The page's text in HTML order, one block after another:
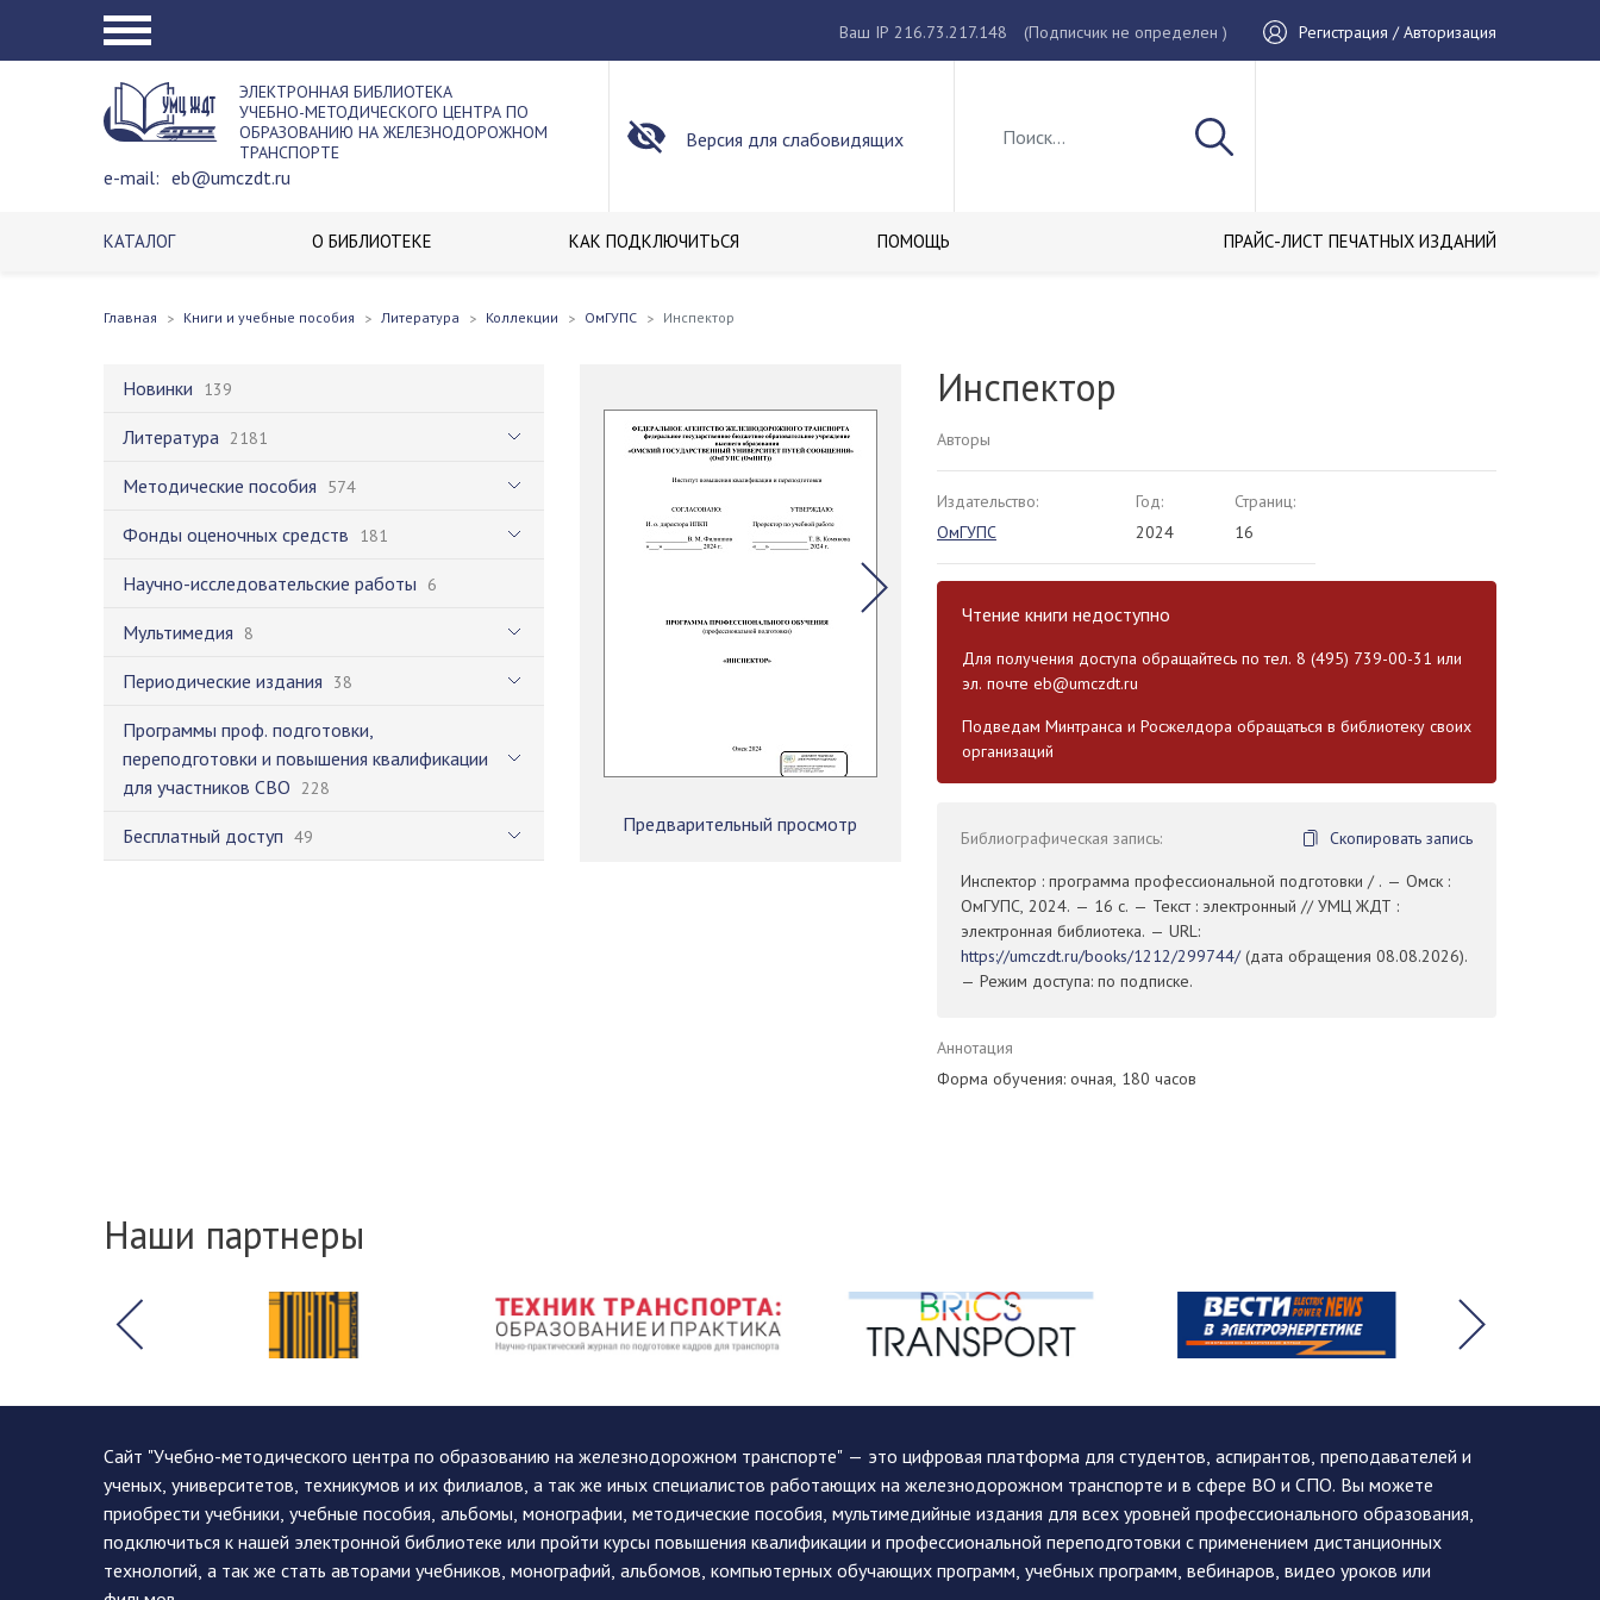
Ваш IP 216.73.217.148 (Подписчик не определен ) Регистрация / Авторизация
ЭЛЕКТРОННАЯ БИБЛИОТЕКА
УЧЕБНО-МЕТОДИЧЕСКОГО ЦЕНТРА ПО
ОБРАЗОВАНИЮ НА ЖЕЛЕЗНОДОРОЖНОМ
ТРАНСПОРТЕ
e-mail: eb@umczdt.ru
Версия для слабовидящих
КАТАЛОГ О БИБЛИОТЕКЕ КАК ПОДКЛЮЧИТЬСЯ ПОМОЩЬ ПРАЙС-ЛИСТ ПЕЧАТНЫХ ИЗДАНИЙ
Главная Книги и учебные пособия Литература Коллекции ОмГУПС Инспектор
Новинки 139
Литература 2181
Методические пособия 574
Фонды оценочных средств 181
Научно-исследовательские работы 6
Мультимедия 8
Периодические издания 38
Программы проф. подготовки,
переподготовки и повышения квалификации
для участников СВО 228
Бесплатный доступ 49
Предварительный просмотр
Инспектор
Авторы
Издательство:
ОмГУПС
Год:
2024
Страниц:
16
Чтение книги недоступно
Для получения доступа обращайтесь по тел. 8 (495) 739-00-31 или
эл. почте eb@umczdt.ru
Подведам Минтранса и Росжелдора обращаться в библиотеку своих
организаций
Библиографическая запись:
Скопировать запись
Инспектор : программа профессиональной подготовки / . — Омск :
ОмГУПС, 2024. — 16 с. — Текст : электронный // УМЦ ЖДТ :
электронная библиотека. — URL:
https://umczdt.ru/books/1212/299744/(дата обращения 08.08.2026).
— Режим доступа: по подписке.
Аннотация
Форма обучения: очная, 180 часов
Наши партнеры
Сайт "Учебно-методического центра по образованию на железнодорожном транспорте" — это цифровая платформа для студентов, аспирантов, преподавателей и
ученых, университетов, техникумов и их филиалов, а так же иных специалистов работающих на железнодорожном транспорте и в сфере ВО и СПО. Вы можете
приобрести учебники, учебные пособия, альбомы, монографии, методические пособия, мультимедийные издания для всех уровней профессионального образования,
подключиться к нашей электронной библиотеке или пройти курсы повышения квалификации и профессиональной переподготовки с применением дистанционных
технологий, а так же стать авторами учебников, монографий, альбомов, компьютерных обучающих программ, учебных программ, вебинаров, видео уроков или